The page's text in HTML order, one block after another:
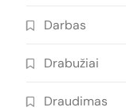
Darbas
Drabužiai
Draudimas